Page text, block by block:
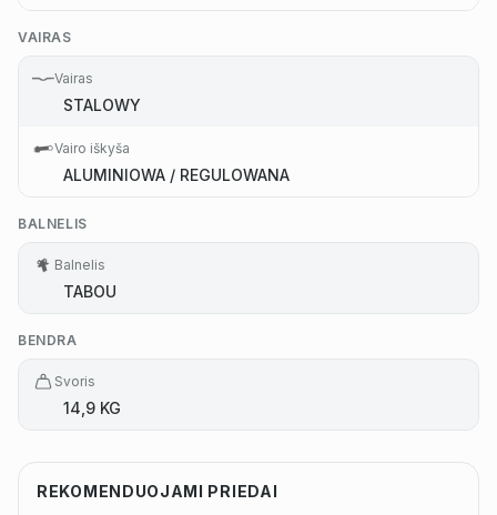
VAIRAS
Vairas
STALOWY
Vairo iškyša
ALUMINIOWA / REGULOWANA
BALNELIS
Balnelis
TABOU
BENDRA
Svoris
14,9 KG
REKOMENDUOJAMI PRIEDAI